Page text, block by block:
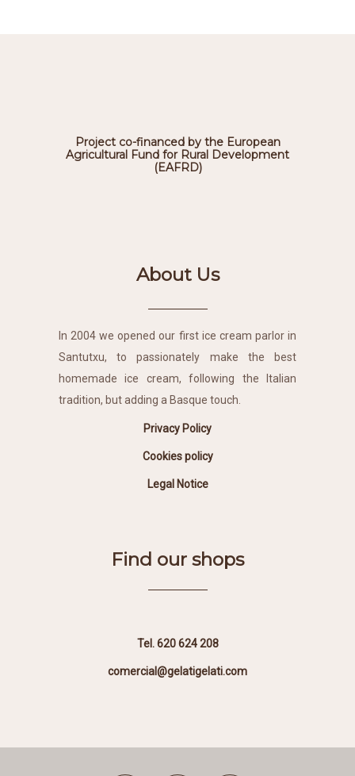
Project co-financed by the European
Agricultural Fund for Rural Development
(EAFRD)
About Us
In 2004 we opened our first ice cream parlor in
Santutxu, to passionately make the best
homemade ice cream, following the Italian
tradition, but adding a Basque touch.
Privacy Policy
Cookies policy
Legal Notice
Find our shops
Tel. 620 624 208
comercial@gelatigelati.com